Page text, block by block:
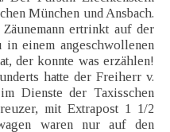
München und Ansbach.
ertrinkt auf der
einem angeschwollenen
der konnte was erzählen!
hatte der Freiherr v.
Dienste der Taxisschen
mit Extrapost 1 1/2
waren nur auf den